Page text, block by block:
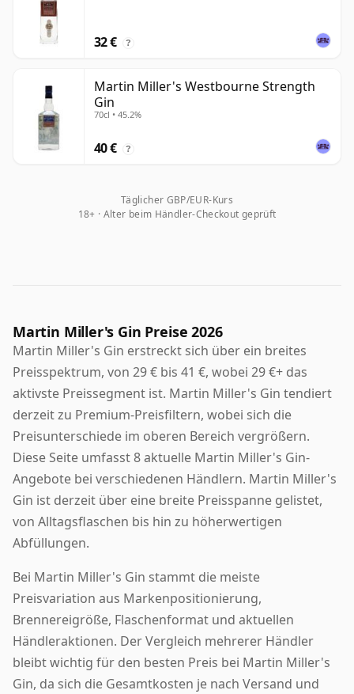
32 € ?
Martin Miller's Westbourne Strength
Gin
70cl • 45.2%
40 € ?
Täglicher GBP/EUR-Kurs
18+ · Alter beim Händler-Checkout geprüft
Martin Miller's Gin Preise 2026
Martin Miller's Gin erstreckt sich über ein breites
Preisspektrum, von 29 € bis 41 €, wobei 29 €+ das
aktivste Preissegment ist. Martin Miller's Gin tendiert
derzeit zu Premium-Preisfiltern, wobei sich die
Preisunterschiede im oberen Bereich vergrößern.
Diese Seite umfasst 8 aktuelle Martin Miller's Gin-
Angebote bei verschiedenen Händlern. Martin Miller's
Gin ist derzeit über eine breite Preisspanne gelistet,
von Alltagsflaschen bis hin zu höherwertigen
Abfüllungen.
Bei Martin Miller's Gin stammt die meiste
Preisvariation aus Markenpositionierung,
Brennereigröße, Flaschenformat und aktuellen
Händleraktionen. Der Vergleich mehrerer Händler
bleibt wichtig für den besten Preis bei Martin Miller's
Gin, da sich die Gesamtkosten je nach Versand und